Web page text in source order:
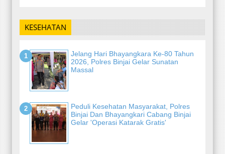
KESEHATAN
Jelang Hari Bhayangkara Ke-80 Tahun
2026, Polres Binjai Gelar Sunatan
Massal
Peduli Kesehatan Masyarakat, Polres
Binjai Dan Bhayangkari Cabang Binjai
Gelar 'Operasi Katarak Gratis'